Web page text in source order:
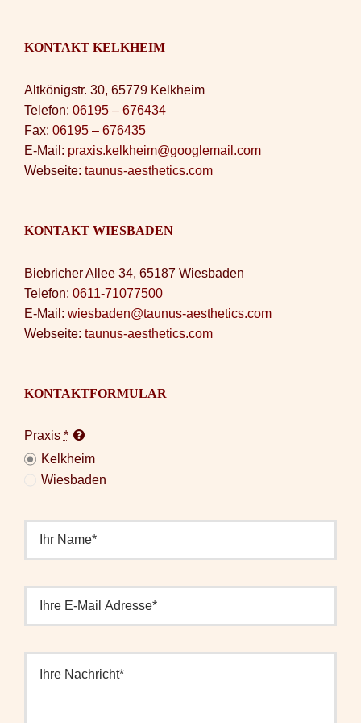
KONTAKT KELKHEIM
Altkönigstr. 30, 65779 Kelkheim
Telefon: 06195 – 676434
Fax: 06195 – 676435
E-Mail: praxis.kelkheim@googlemail.com
Webseite: taunus-aesthetics.com
KONTAKT WIESBADEN
Biebricher Allee 34, 65187 Wiesbaden
Telefon: 0611-71077500
E-Mail: wiesbaden@taunus-aesthetics.com
Webseite: taunus-aesthetics.com
KONTAKTFORMULAR
Praxis *
Kelkheim
Wiesbaden